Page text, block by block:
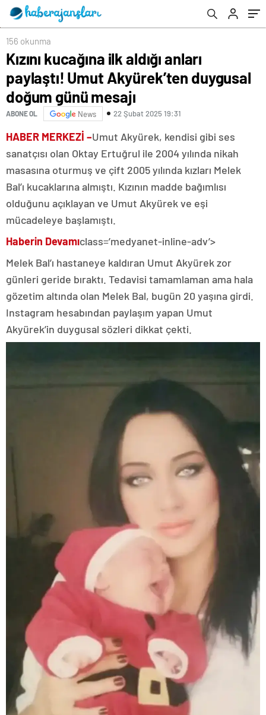
156 okunma
Kızını kucağına ilk aldığı anları
paylaştı! Umut Akyürek’ten duygusal
doğum günü mesajı
ABONE OL News 22 Şubat 2025 19:31
HABER MERKEZİ –Umut Akyürek, kendisi gibi ses
sanatçısı olan Oktay Ertuğrul ile 2004 yılında nikah
masasına oturmuş ve çift 2005 yılında kızları Melek
Bal’ı kucaklarına almıştı. Kızının madde bağımlısı
olduğunu açıklayan ve Umut Akyürek ve eşi
mücadeleye başlamıştı.
Haberin Devamıclass=’medyanet-inline-adv’>
Melek Bal’ı hastaneye kaldıran Umut Akyürek zor
günleri geride bıraktı. Tedavisi tamamlaman ama hala
gözetim altında olan Melek Bal, bugün 20 yaşına girdi.
Instagram hesabından paylaşım yapan Umut
Akyürek’in duygusal sözleri dikkat çekti.